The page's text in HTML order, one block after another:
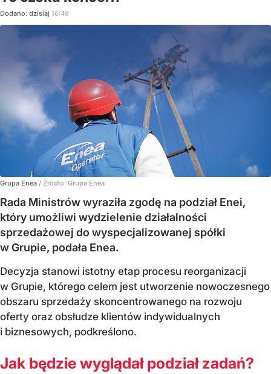
Dodano: dzisiaj 16:48
Grupa Enea / Źródło: Grupa Enea
Rada Ministrów wyraziła zgodę na podział Enei,
który umożliwi wydzielenie działalności
sprzedażowej do wyspecjalizowanej spółki
w Grupie, podała Enea.
Decyzja stanowi istotny etap procesu reorganizacji
w Grupie, którego celem jest utworzenie nowoczesnego
obszaru sprzedaży skoncentrowanego na rozwoju
oferty oraz obsłudze klientów indywidualnych
i biznesowych, podkreślono.
Jak będzie wyglądał podział zadań?